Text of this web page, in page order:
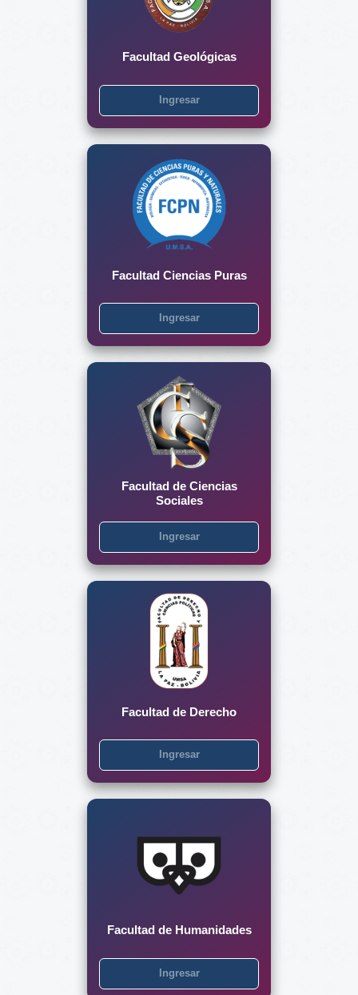
Facultad Geológicas
Ingresar
Facultad Ciencias Puras
Ingresar
Facultad de Ciencias
Sociales
Ingresar
Facultad de Derecho
Ingresar
Facultad de Humanidades
Ingresar